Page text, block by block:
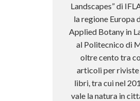
Landscapes” di
la regione Europa
Applied Botany in
al Politecnico di
oltre cento tra
articoli per
libri, tra cui nel
vale la natura in